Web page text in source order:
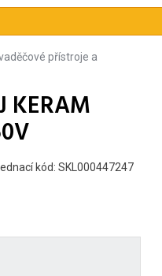
přístroje a
KERAM
kód: SKL000447247